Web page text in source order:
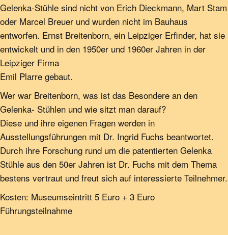
Gelenka-Stühle sind nicht von Erich Dieckmann, Mart Stam
oder Marcel Breuer und wurden nicht im Bauhaus
entworfen. Ernst Breitenborn, ein Leipziger Erfinder, hat sie
entwickelt und in den 1950er und 1960er Jahren in der
Leipziger Firma
Emil Plarre gebaut.
Wer war Breitenborn, was ist das Besondere an den
Gelenka- Stühlen und wie sitzt man darauf?
Diese und ihre eigenen Fragen werden in
Ausstellungsführungen mit Dr. Ingrid Fuchs beantwortet.
Durch ihre Forschung rund um die patentierten Gelenka
Stühle aus den 50er Jahren ist Dr. Fuchs mit dem Thema
bestens vertraut und freut sich auf interessierte Teilnehmer.
Kosten: Museumseintritt 5 Euro + 3 Euro
Führungsteilnahme